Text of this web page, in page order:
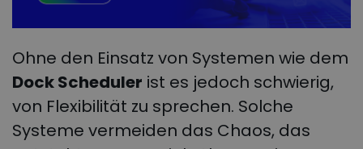
Ohne den Einsatz von Systemen wie dem
Dock Scheduler ist es jedoch schwierig,
von Flexibilität zu sprechen. Solche
Systeme vermeiden das Chaos, das